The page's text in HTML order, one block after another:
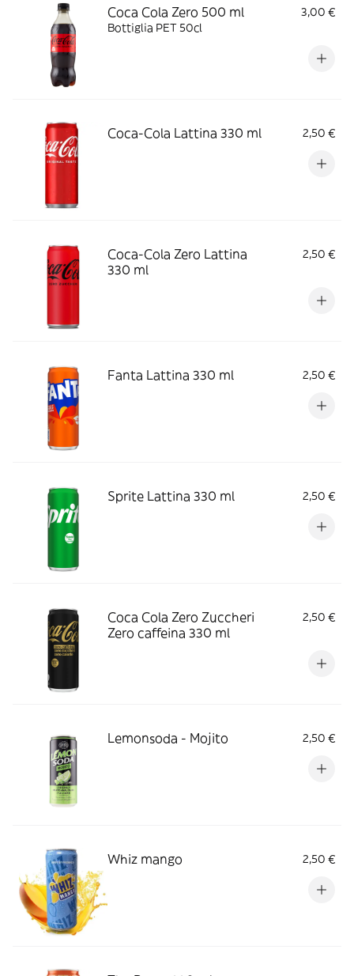
Coca Cola Zero 500 ml
3,00 €
Bottiglia PET 50cl
Coca-Cola Lattina 330 ml 2,50 €
Coca-Cola Zero Lattina
330 ml
2,50 €
Fanta Lattina 330 ml 2,50 €
Sprite Lattina 330 ml 2,50 €
Coca Cola Zero Zuccheri
Zero caffeina 330 ml
2,50 €
Lemonsoda - Mojito 2,50 €
Whiz mango 2,50 €